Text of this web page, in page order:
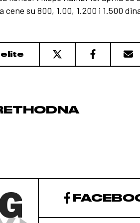
cene su 800, 1.00, 1.200 i 1.500